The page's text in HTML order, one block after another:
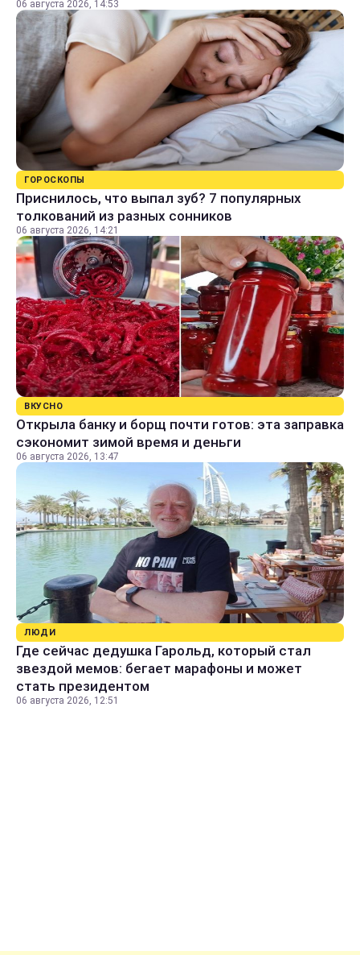
06 августа 2026, 14:53
ГОРОСКОПЫ
Приснилось, что выпал зуб? 7 популярных
толкований из разных сонников
06 августа 2026, 14:21
ВКУСНО
Открыла банку и борщ почти готов: эта заправка
сэкономит зимой время и деньги
06 августа 2026, 13:47
ЛЮДИ
Где сейчас дедушка Гарольд, который стал
звездой мемов: бегает марафоны и может
стать президентом
06 августа 2026, 12:51